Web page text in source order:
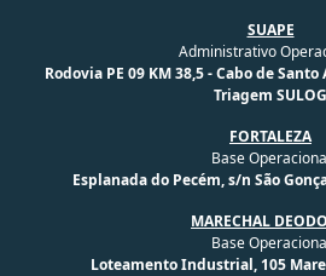
SUAPE
Administrativo
Rodovia PE 09 KM 38,5 - Cabo de
Triagem SULOG
FORTALEZA
Base
Esplanada do Pecém, s/n São
MARECHAL
Base
Loteamento Industrial, 105